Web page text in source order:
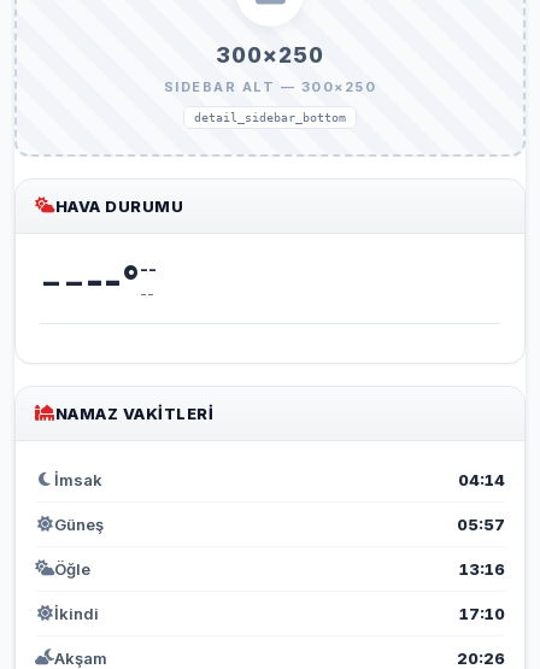
300×250
SIDEBAR ALT — 300×250
detail_sidebar_bottom
HAVA DURUMU
----°--
--
NAMAZ VAKITLERI
İmsak 04:14
Güneş 05:57
Öğle 13:16
İkindi 17:10
Akşam 20:26